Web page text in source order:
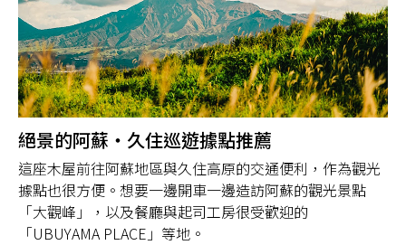
絕景的阿蘇・久住巡遊據點推薦
這座木屋前往阿蘇地區與久住高原的交通便利，作為觀光
據點也很方便。想要一邊開車一邊造訪阿蘇的觀光景點
「大觀峰」，以及餐廳與起司工房很受歡迎的
「UBUYAMA PLACE」等地。